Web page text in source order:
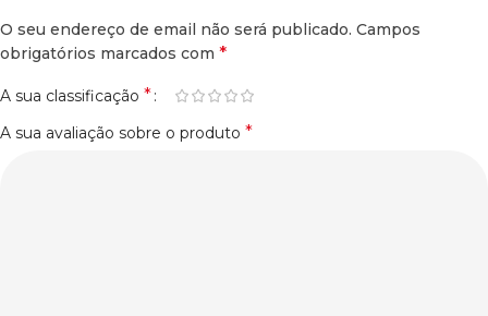
O seu endereço de email não será publicado. Campos
obrigatórios marcados com *
A sua classificação *
A sua avaliação sobre o produto *